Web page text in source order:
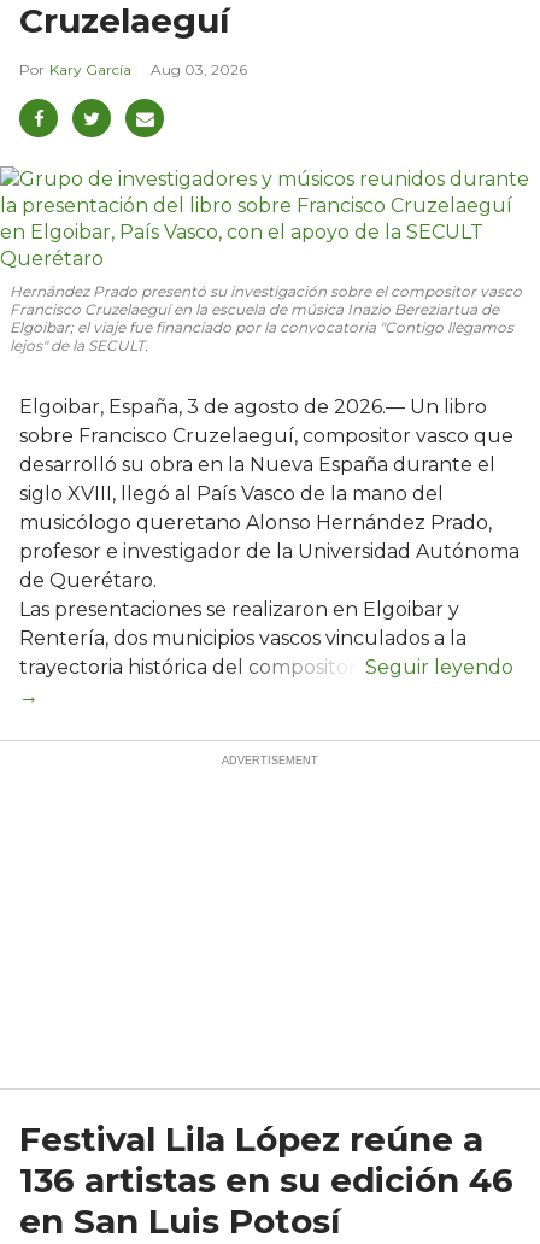
Cruzelaeguí
Kary García Aug 03, 2026
Hernández Prado presentó su investigación sobre el compositor vasco
Francisco Cruzelaeguí en la escuela de música Inazio Bereziartua de
Elgoibar; el viaje fue financiado por la convocatoria "Contigo llegamos
lejos" de la SECULT.
Elgoibar, España, 3 de agosto de 2026.— Un libro
sobre Francisco Cruzelaeguí, compositor vasco que
desarrolló su obra en la Nueva España durante el
siglo XVIII, llegó al País Vasco de la mano del
musicólogo queretano Alonso Hernández Prado,
profesor e investigador de la Universidad Autónoma
de Querétaro.
Las presentaciones se realizaron en Elgoibar y
Rentería, dos municipios vascos vinculados a la
trayectoria histórica del compositor.
Festival Lila López reúne a
136 artistas en su edición 46
en San Luis Potosí